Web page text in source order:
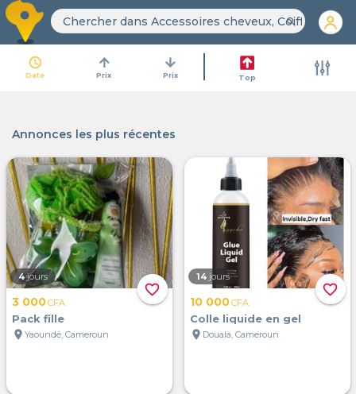
search
access_time
Date
arrow_upward
Prix
arrow_downward
Prix Top
Annonces les plus récentes
favorite_border
4 jours
3 000CFA
Pack fille
location_on Yaoundé, Cameroun
favorite_border
14 jours
10 000CFA
Colle liquide en gel
location_on Douala, Cameroun